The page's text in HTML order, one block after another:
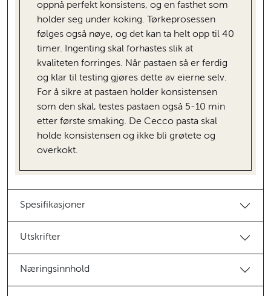
oppnå perfekt konsistens, og en fasthet som
holder seg under koking. Tørkeprosessen
følges også nøye, og det kan ta helt opp til 40
timer. Ingenting skal forhastes slik at
kvaliteten forringes. Når pastaen så er ferdig
og klar til testing gjøres dette av eierne selv.
For å sikre at pastaen holder konsistensen
som den skal, testes pastaen også 5-10 min
etter første smaking. De Cecco pasta skal
holde konsistensen og ikke bli grøtete og
overkokt.
Spesifikasjoner
Utskrifter
Næringsinnhold